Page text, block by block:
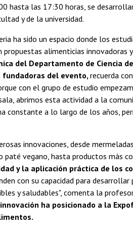
hasta las 17:30 horas, se
y de la universidad.
ha sido un espacio donde los
alimenticias innovadoras
del Departamento de Ciencia
fundadoras del evento, recuerda
con el grupo de estudio
abrimos esta actividad a la
constante a lo largo de los años,
innovaciones, desde
paté vegano, hasta productos más
y la aplicación práctica de los
con su capacidad para
y saludables", comenta la
ha posicionado a la